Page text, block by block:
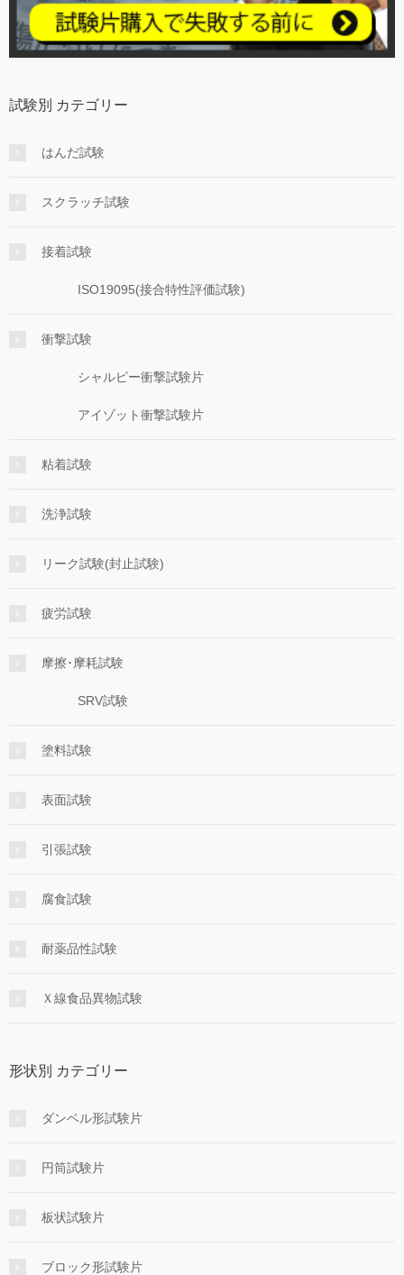
試験別 カテゴリー
はんだ試験
スクラッチ試験
接着試験
ISO19095(接合特性評価試験)
衝撃試験
シャルピー衝撃試験片
アイゾット衝撃試験片
粘着試験
洗浄試験
リーク試験(封止試験)
疲労試験
摩擦･摩耗試験
SRV試験
塗料試験
表面試験
引張試験
腐食試験
耐薬品性試験
Ｘ線食品異物試験
形状別 カテゴリー
ダンベル形試験片
円筒試験片
板状試験片
ブロック形試験片